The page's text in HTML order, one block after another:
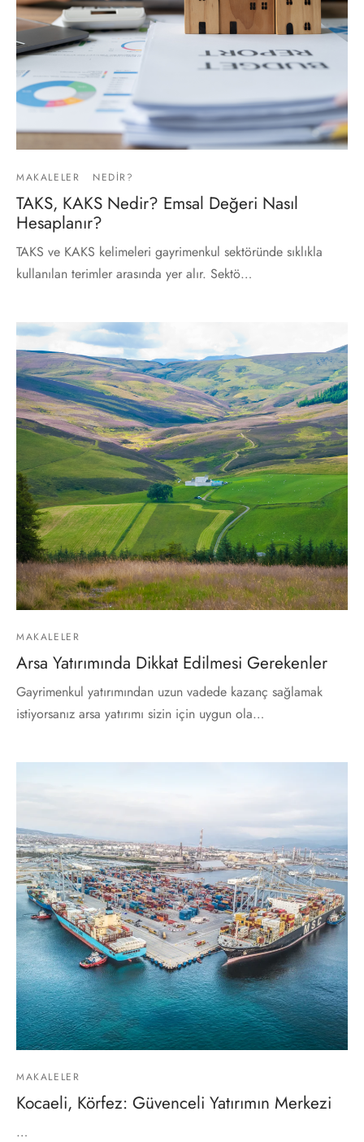
MAKALELER NEDIR?
TAKS, KAKS Nedir? Emsal Değeri Nasıl
Hesaplanır?
TAKS ve KAKS kelimeleri gayrimenkul sektöründe sıklıkla
kullanılan terimler arasında yer alır. Sektö…
MAKALELER
Arsa Yatırımında Dikkat Edilmesi Gerekenler
Gayrimenkul yatırımından uzun vadede kazanç sağlamak
istiyorsanız arsa yatırımı sizin için uygun ola…
MAKALELER
Kocaeli, Körfez: Güvenceli Yatırımın Merkezi
…